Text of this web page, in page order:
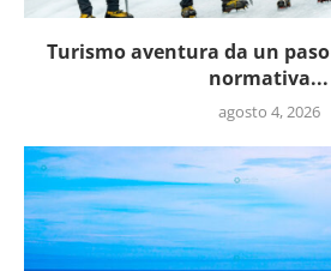
Turismo aventura da un
normativa...
agosto 4, 2026